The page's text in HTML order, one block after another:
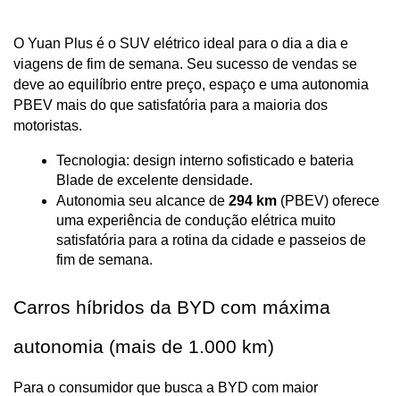
O Yuan Plus é o SUV elétrico ideal para o dia a dia e
viagens de fim de semana. Seu sucesso de vendas se
deve ao equilíbrio entre preço, espaço e uma autonomia
PBEV mais do que satisfatória para a maioria dos
motoristas.
Tecnologia: design interno sofisticado e bateria
Blade de excelente densidade.
Autonomia seu alcance de 294 km (PBEV) oferece
uma experiência de condução elétrica muito
satisfatória para a rotina da cidade e passeios de
fim de semana.
Carros híbridos da BYD com máxima
autonomia (mais de 1.000 km)
Para o consumidor que busca a BYD com maior